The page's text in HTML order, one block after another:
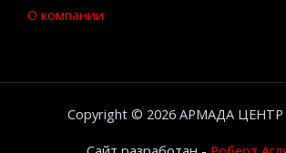
О компании
Copyright © 2026 АРМАДА ЦЕНТР